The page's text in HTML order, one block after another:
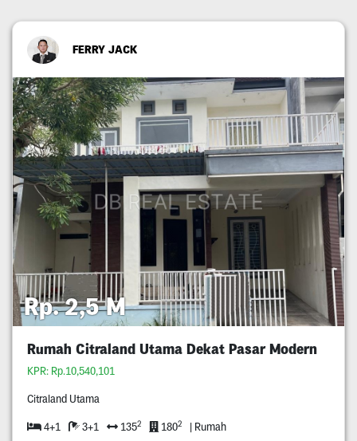
FERRY JACK
Rp. 2,5 M
Rumah Citraland Utama Dekat Pasar Modern
KPR: Rp.10,540,101
Citraland Utama
4+1 3+1 1352 1802 | Rumah